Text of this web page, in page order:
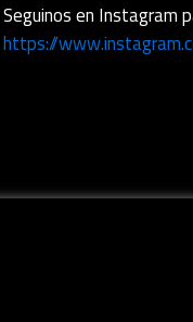
Seguinos en Instagram
https://